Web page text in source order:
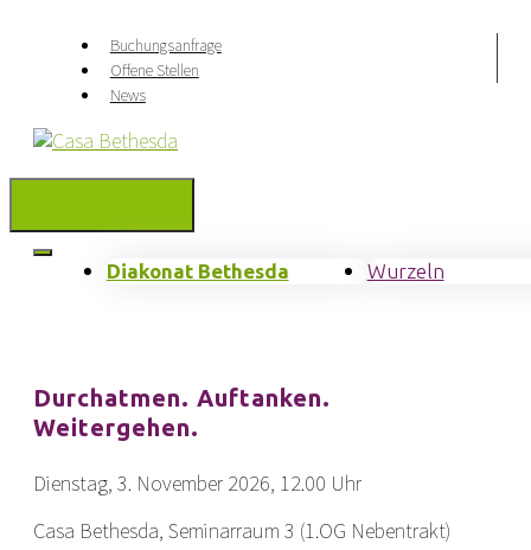
Buchungsanfrage
Offene Stellen
News
Diakonat Bethesda Wurzeln
Durchatmen. Auftanken.
Weitergehen.
Dienstag, 3. November 2026, 12.00 Uhr
Casa Bethesda, Seminarraum 3 (1.OG Nebentrakt)